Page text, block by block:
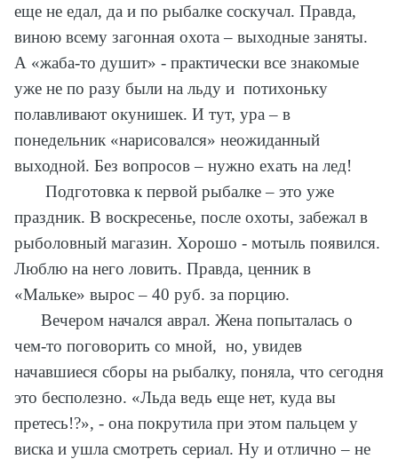
еще не едал, да и по рыбалке соскучал. Правда,
виною всему загонная охота – выходные заняты.
А «жаба-то душит» - практически все знакомые
уже не по разу были на льду и потихоньку
полавливают окунишек. И тут, ура – в
понедельник «нарисовался» неожиданный
выходной. Без вопросов – нужно ехать на лед!
Подготовка к первой рыбалке – это уже
праздник. В воскресенье, после охоты, забежал в
рыболовный магазин. Хорошо - мотыль появился.
Люблю на него ловить. Правда, ценник в
«Мальке» вырос – 40 руб. за порцию.
Вечером начался аврал. Жена попыталась о
чем-то поговорить со мной, но, увидев
начавшиеся сборы на рыбалку, поняла, что сегодня
это бесполезно. «Льда ведь еще нет, куда вы
претесь!?», - она покрутила при этом пальцем у
виска и ушла смотреть сериал. Ну и отлично – не